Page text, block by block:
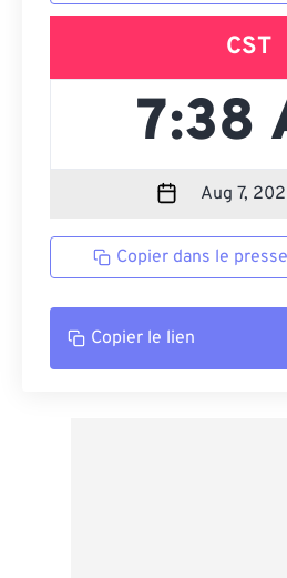
CST
Copier dans le
Copier le lien